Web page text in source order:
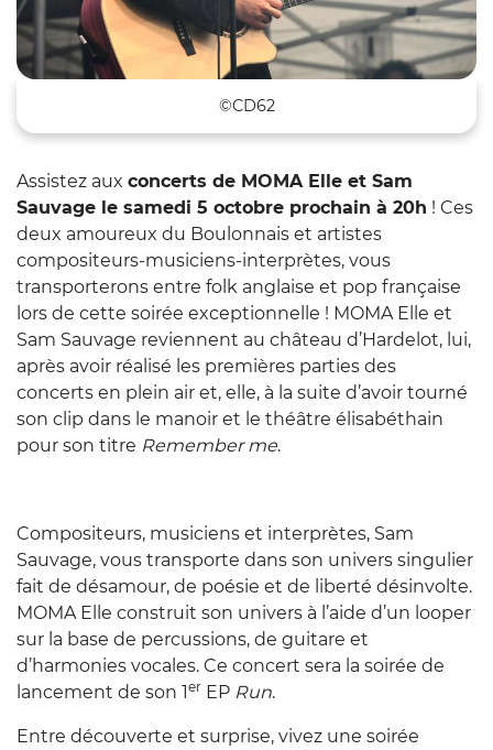
©CD62
Assistez aux concerts de MOMA Elle et Sam
Sauvage le samedi 5 octobre prochain à 20h ! Ces
deux amoureux du Boulonnais et artistes
compositeurs-musiciens-interprètes, vous
transporterons entre folk anglaise et pop française
lors de cette soirée exceptionnelle ! MOMA Elle et
Sam Sauvage reviennent au château d’Hardelot, lui,
après avoir réalisé les premières parties des
concerts en plein air et, elle, à la suite d’avoir tourné
son clip dans le manoir et le théâtre élisabéthain
pour son titre Remember me.
Compositeurs, musiciens et interprètes, Sam
Sauvage, vous transporte dans son univers singulier
fait de désamour, de poésie et de liberté désinvolte.
MOMA Elle construit son univers à l’aide d’un looper
sur la base de percussions, de guitare et
d’harmonies vocales. Ce concert sera la soirée de
lancement de son 1er EP Run.
Entre découverte et surprise, vivez une soirée